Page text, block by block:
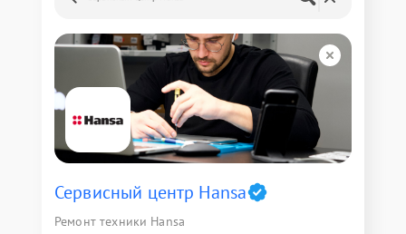
Сервисный центр Hansa
Ремонт техники Hansa